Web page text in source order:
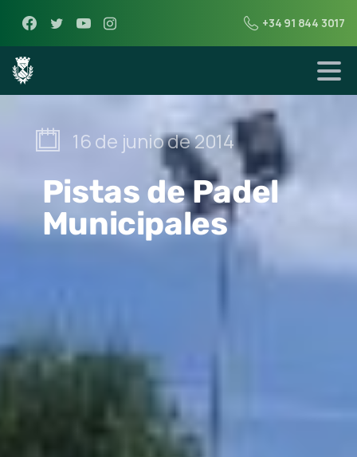
+34 91 844 3017
16 de junio de 2014
Pistas de Padel
Municipales